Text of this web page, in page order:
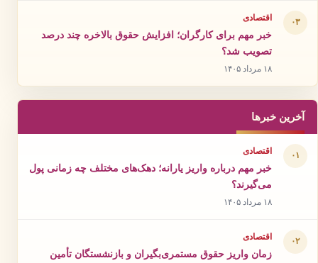
۰۳ اقتصادی
خبر مهم برای کارگران؛ افزایش حقوق بالاخره چند درصد
تصویب شد؟
۱۸ مرداد ۱۴۰۵
آخرین خبرها
۰۱ اقتصادی
خبر مهم درباره واریز یارانه؛ دهک‌های مختلف چه زمانی پول
می‌گیرند؟
۱۸ مرداد ۱۴۰۵
۰۲ اقتصادی
زمان واریز حقوق مستمری‌بگیران و بازنشستگان تأمین